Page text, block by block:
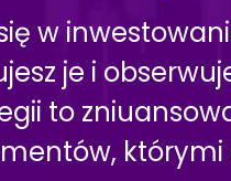
w
je i
to